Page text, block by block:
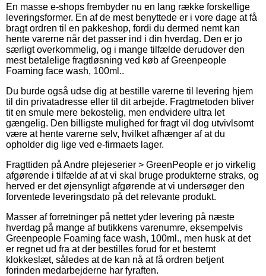
En masse e-shops frembyder nu en lang række forskellige
leveringsformer. En af de mest benyttede er i vore dage at få
bragt ordren til en pakkeshop, fordi du dermed nemt kan
hente varerne når det passer ind i din hverdag. Den er jo
særligt overkommelig, og i mange tilfælde derudover den
mest betalelige fragtløsning ved køb af Greenpeople
Foaming face wash, 100ml..
Du burde også udse dig at bestille varerne til levering hjem
til din privatadresse eller til dit arbejde. Fragtmetoden bliver
tit en smule mere bekostelig, men endvidere ultra let
gængelig. Den billigste mulighed for fragt vil dog utvivlsomt
være at hente varerne selv, hvilket afhænger af at du
opholder dig lige ved e-firmaets lager.
Fragttiden på Andre plejeserier > GreenPeople er jo virkelig
afgørende i tilfælde af at vi skal bruge produkterne straks, og
herved er det øjensynligt afgørende at vi undersøger den
forventede leveringsdato på det relevante produkt.
Masser af forretninger på nettet yder levering på næste
hverdag på mange af butikkens varenumre, eksempelvis
Greenpeople Foaming face wash, 100ml., men husk at det
er regnet ud fra at der bestilles forud for et bestemt
klokkeslæt, således at de kan nå at få ordren betjent
forinden medarbejderne har fyraften.